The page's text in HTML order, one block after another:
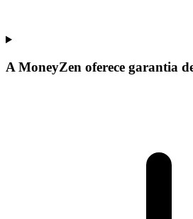
A MoneyZen oferece garantia